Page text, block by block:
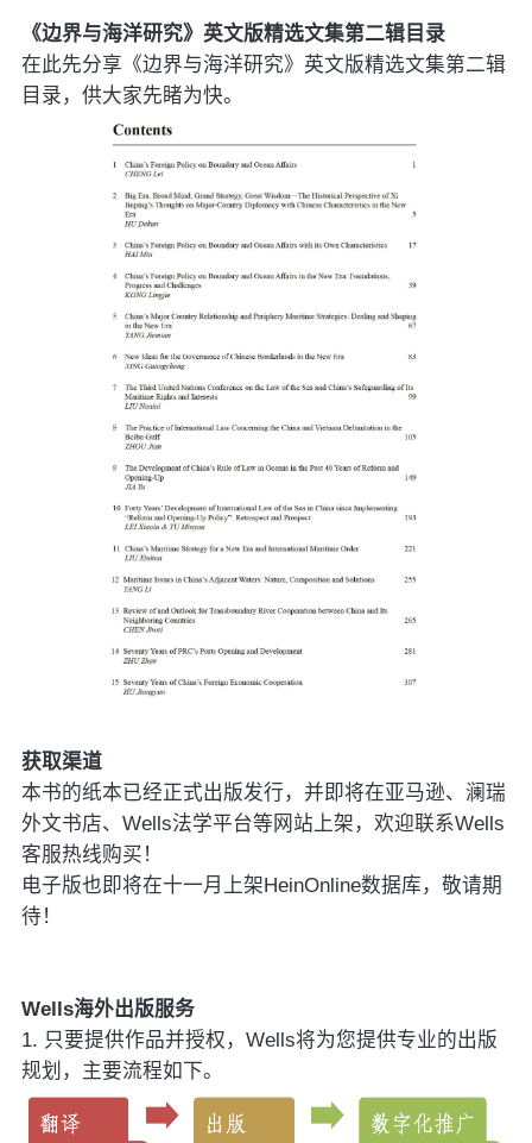
《边界与海洋研究》英文版精选文集第二辑目录
在此先分享《边界与海洋研究》英文版精选文集第二辑
目录，供大家先睹为快。
获取渠道
本书的纸本已经正式出版发行，并即将在亚马逊、澜瑞
外文书店、Wells法学平台等网站上架，欢迎联系Wells
客服热线购买！
电子版也即将在十一月上架HeinOnline数据库，敬请期
待！
Wells海外出版服务
1. 只要提供作品并授权，Wells将为您提供专业的出版
规划，主要流程如下。